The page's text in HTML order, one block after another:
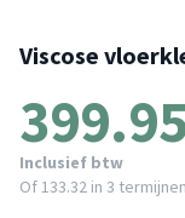
Viscose
Inclusief btw
Of 133.32 in 3 termijnen